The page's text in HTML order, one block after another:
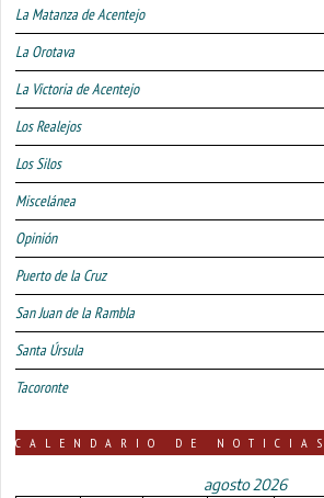
La Matanza de Acentejo
La Orotava
La Victoria de Acentejo
Los Realejos
Los Silos
Miscelánea
Opinión
Puerto de la Cruz
San Juan de la Rambla
Santa Úrsula
Tacoronte
CALENDARIO DE NOTICIAS
agosto 2026